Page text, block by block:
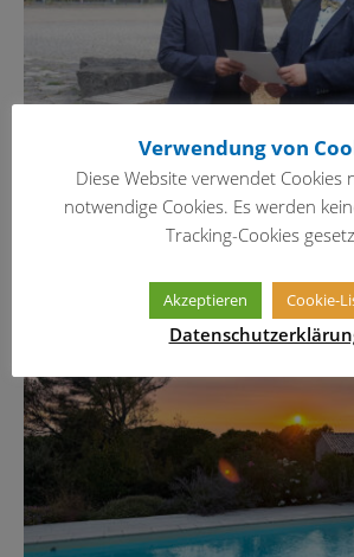
Neuer Schulleiter im Amt
Verwendung von
Diese Website verwendet Cookies
notwendige Cookies. Es werden
Tracking-Cookies
Akzeptieren Cookie-